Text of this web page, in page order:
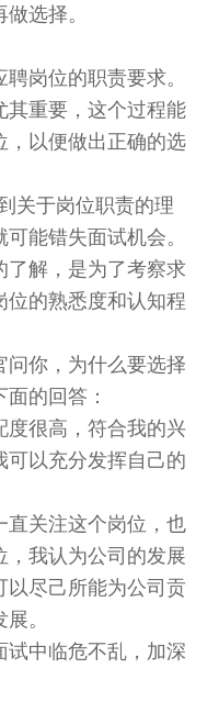
选择。
岗位的职责要求。
重要，这个过程能
，以便做出正确的选
于岗位职责的理
能错失面试机会。
解，是为了考察求
位的熟悉度和认知程
你，为什么要选择
的回答：
很高，符合我的兴
可以充分发挥自己的
关注这个岗位，也
，我认为公司的发展
以尽己所能为公司贡
。
中临危不乱，加深